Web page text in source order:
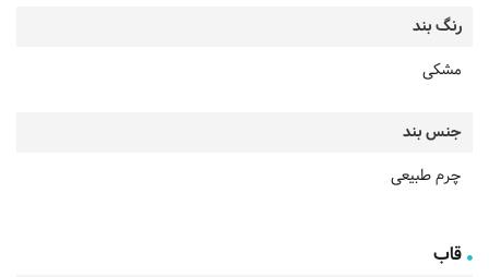
رنگ بند
مشکی
جنس بند
چرم طبیعی
قاب